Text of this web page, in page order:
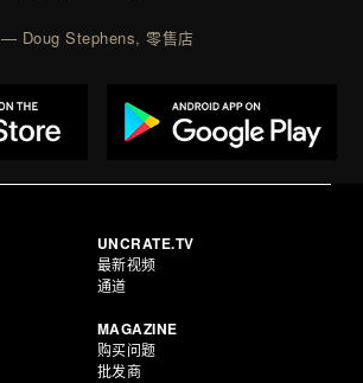
— Doug Stephens, 零售店
UNCRATE.TV
最新视频
通道
MAGAZINE
购买问题
批发商